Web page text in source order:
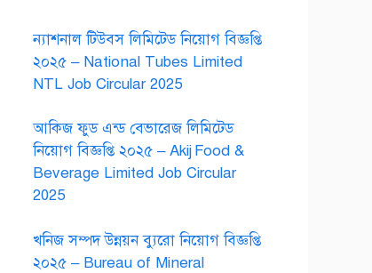
ন্যাশনাল টিউবস লিমিটেড নিয়োগ বিজ্ঞপ্তি
২০২৫ – National Tubes Limited
NTL Job Circular 2025
আকিজ ফুড এন্ড বেভারেজ লিমিটেড
নিয়োগ বিজ্ঞপ্তি ২০২৫ – Akij Food &
Beverage Limited Job Circular
2025
খনিজ সম্পদ উন্নয়ন ব্যুরো নিয়োগ বিজ্ঞপ্তি
২০২৫ – Bureau of Mineral